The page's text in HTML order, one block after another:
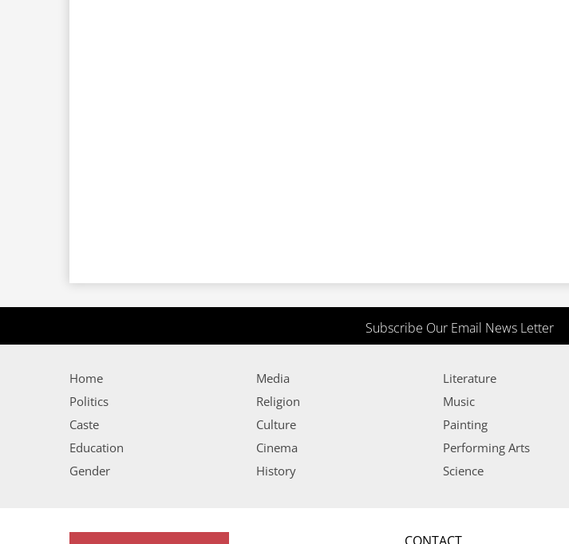
Subscribe Our Email News Letter
Home
Politics
Caste
Education
Gender
Media
Religion
Culture
Cinema
History
Literature
Music
Painting
Performing Arts
Science